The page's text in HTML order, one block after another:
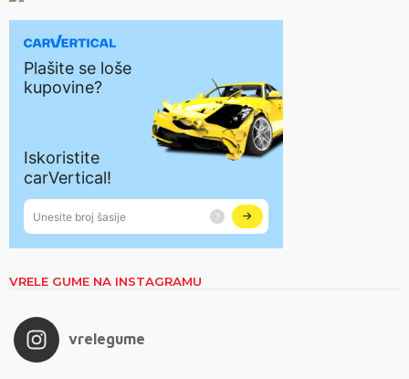
VRELE GUME NA INSTAGRAMU
vrelegume